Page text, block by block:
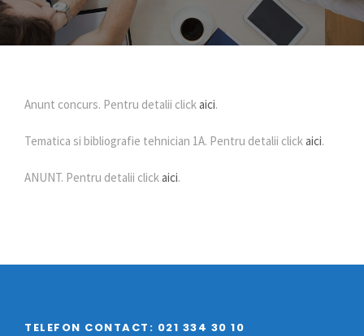
Anunt concurs. Pentru detalii clickaici.
Tematica si bibliografie tehnician 1A. Pentru detalii clickaici.
ANUNT. Pentru detalii clickaici.
TELEFON CONTACT: 021 334 30 10